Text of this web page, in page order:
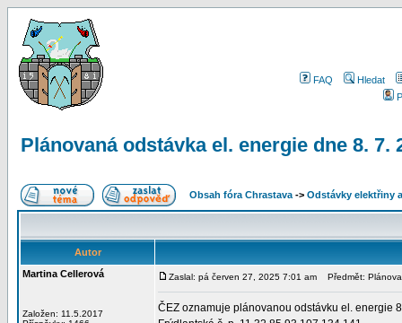
FAQ
Hledat
Plánovaná odstávka el. energie dne 8. 7.
Obsah fóra Chrastava -> Odstávky elektřiny
Autor
Martina Cellerová
Založen: 11.5.2017
Zaslal: pá červen 27, 2025 7:01 am Předmět:
ČEZ oznamuje plánovanou odstávku el. energie